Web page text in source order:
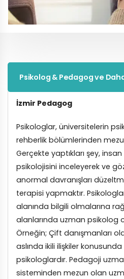
Psikolog & Pedagog ve
İzmir Pedagog
Psikologlar, üniversitelerin
rehberlik bölümlerinden
Gerçekte yaptıkları şey, insan
psikolojisini inceleyerek ve
anormal davranışları
terapisi yapmaktır.
alanında bilgili olmalarına
alanlarında uzman psikolog
Örneğin; Çift danışmanları
aslında ikili ilişkiler
psikologlardır. Pedagoji
sisteminden mezun olan